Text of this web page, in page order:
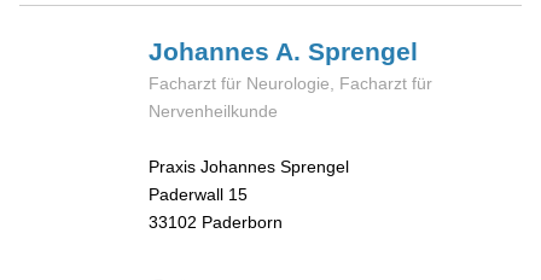
Johannes A.Sprengel
Facharzt für Neurologie, Facharzt für
Nervenheilkunde
Praxis Johannes Sprengel
Paderwall 15
33102 Paderborn